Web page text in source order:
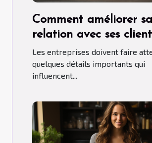
Comment améliorer sa
relation avec ses
Les entreprises doivent faire
quelques détails importants qui
influencent...